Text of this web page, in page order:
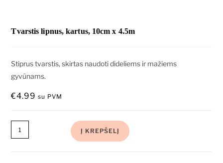
Tvarstis lipnus, kartus, 10cm x 4.5m
Stiprus tvarstis, skirtas naudoti dideliems ir mažiems
gyvūnams.
€4.99 su PVM
Į KREPŠELĮ